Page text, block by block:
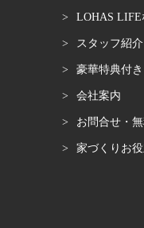
LOHAS LIFE
スタッフ紹介
豪華特典付
会社案内
お問合せ・
家づくりお